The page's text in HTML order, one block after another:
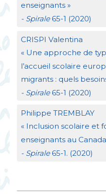
enseignants »
- Spirale65-1 (2020)
CRISPI Valentina
« Une approche de
l’accueil scolaire
migrants : quels
- Spirale65-1 (2020)
Philippe TREMBLAY
« Inclusion scolaire et
enseignants au Canada
- Spirale65-1. (2020)